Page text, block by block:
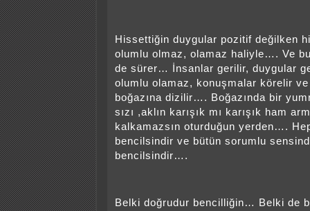
Hissettiğin duygular pozitif değilken
olumlu olmaz, olamaz haliyle…. Ve
de sürer… İnsanlar gerilir, duygular
olumlu olamaz, konuşmalar körelir
boğazına dizilir…. Boğazında bir
sızı ,aklın karışık mı karışık ham
kalkamazsın oturduğun yerden….
bencilsindir ve bütün sorumlu
bencilsindir….
Belki doğrudur bencilliğin… Belki de